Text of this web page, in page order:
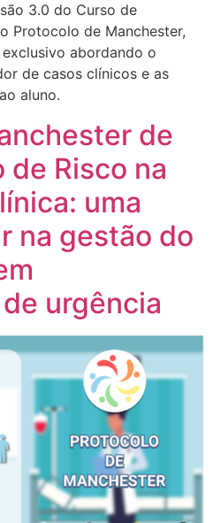
3.0 do Curso de
Protocolo de Manchester,
abordando o
de casos clínicos e as
aluno.
de
Risco na
uma
na gestão do
urgência